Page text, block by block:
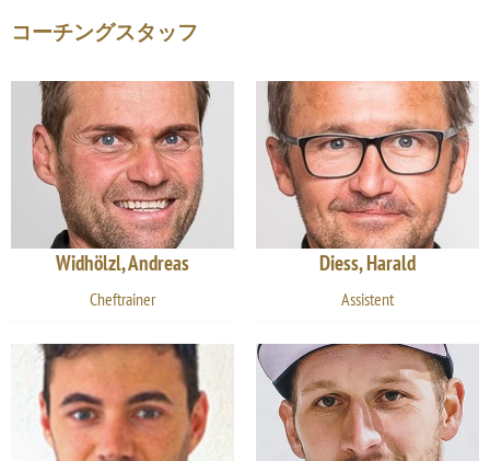
コーチングスタッフ
Widhölzl, Andreas
Cheftrainer
Diess, Harald
Assistent